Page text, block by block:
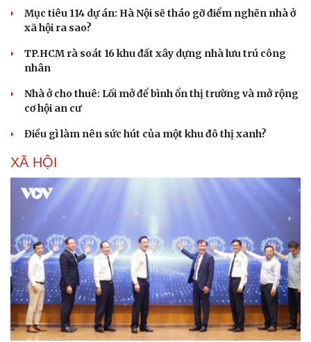
Mục tiêu 114 dự án: Hà Nội sẽ tháo gỡ điểm nghẽn nhà ở
xã hội ra sao?
TP.HCM rà soát 16 khu đất xây dựng nhà lưu trú công
nhân
Nhà ở cho thuê: Lối mở để bình ổn thị trường và mở rộng
cơ hội an cư
Điều gì làm nên sức hút của một khu đô thị xanh?
XÃ HỘI